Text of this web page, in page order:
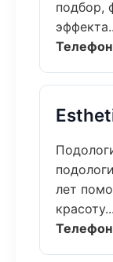
подбор,
лет